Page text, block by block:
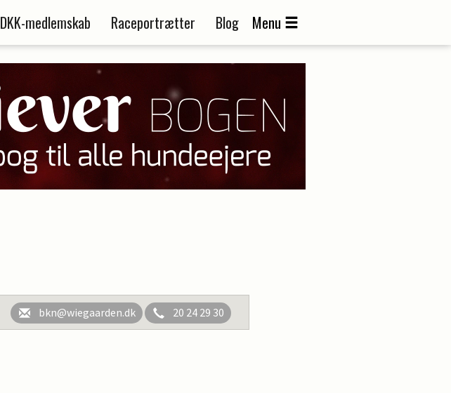
DKK-medlemskab Raceportrætter Blog Menu
bkn@wiegaarden.dk 20 24 29 30